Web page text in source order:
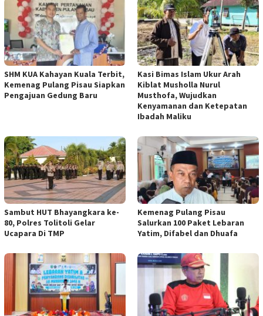
SHM KUA Kahayan Kuala Terbit,
Kemenag Pulang Pisau Siapkan
Pengajuan Gedung Baru
Kasi Bimas Islam Ukur Arah
Kiblat Musholla Nurul
Musthofa, Wujudkan
Kenyamanan dan Ketepatan
Ibadah Maliku
Sambut HUT Bhayangkara ke-
80, Polres Tolitoli Gelar
Ucapara Di TMP
Kemenag Pulang Pisau
Salurkan 100 Paket Lebaran
Yatim, Difabel dan Dhuafa